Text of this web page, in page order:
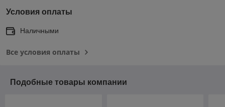
Условия оплаты
Наличными
Все условия оплаты
Подобные товары компании